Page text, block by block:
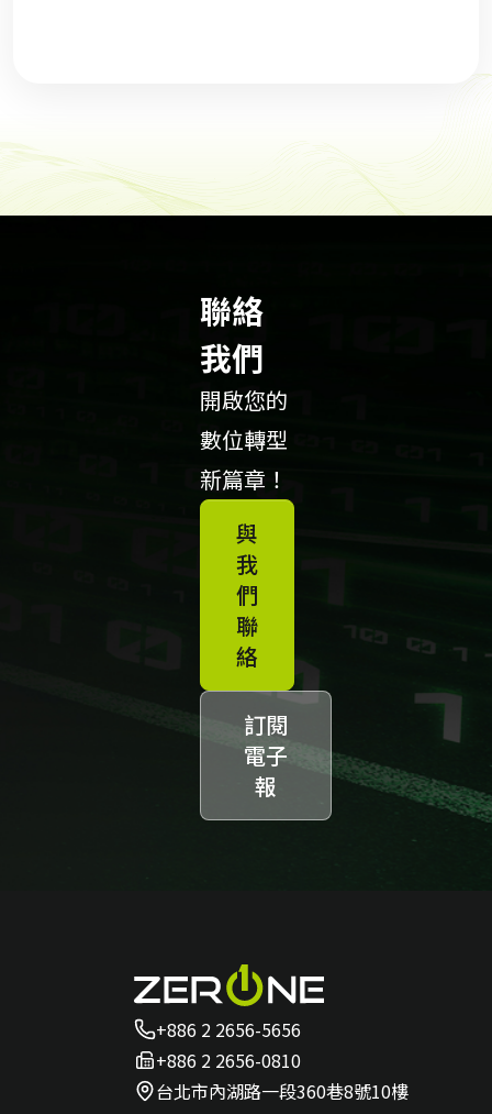
聯絡
我們
開啟您的
數位轉型
新篇章！
與
我
們
聯
絡
訂閱
電子
報
+886 2 2656-5656
+886 2 2656-0810
台北市內湖路一段360巷8號10樓